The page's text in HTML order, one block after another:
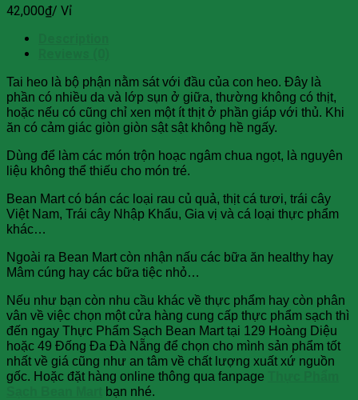
42,000₫/ Vỉ
Tai heo là bộ phận nằm sát với đầu của con heo. Đây là
phần có nhiều da và lớp sụn ở giữa, thường không có thịt,
hoặc nếu có cũng chỉ xen một ít thịt ở phần giáp với thủ. Khi
ăn có cảm giác giòn giòn sật sật không hề ngấy.
Dùng để làm các món trộn hoạc ngâm chua ngọt, là nguyên
liệu không thể thiếu cho món tré.
Bean Mart có bán các loại rau củ quả, thịt cá tươi, trái cây
Việt Nam, Trái cây Nhập Khẩu, Gia vị và cá loại thực phẩm
khác…
Ngoài ra Bean Mart còn nhận nấu các bữa ăn healthy hay
Mâm cúng hay các bữa tiệc nhỏ…
Nếu như bạn còn nhu cầu khác về thực phẩm hay còn phân
vân về việc chọn một cửa hàng cung cấp thực phẩm sạch thì
đến ngay Thực Phẩm Sạch Bean Mart tại 129 Hoàng Diệu
hoặc 49 Đống Đa Đà Nẵng để chọn cho mình sản phẩm tốt
nhất về giá cũng như an tâm về chất lượng xuất xứ nguồn
gốc. Hoặc đặt hàng online thông qua fanpage
bạn nhé.